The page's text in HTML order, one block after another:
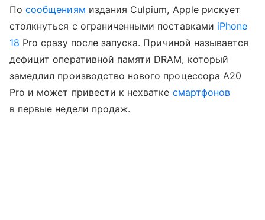
Посообщениям издания Culpium, Apple рискует
столкнуться с ограниченными поставками iPhone
18 Pro сразу после запуска. Причиной называется
дефицит оперативной памяти DRAM, который
замедлил производство нового процессора A20
Pro и может привести к нехватке смартфонов
в первые недели продаж.